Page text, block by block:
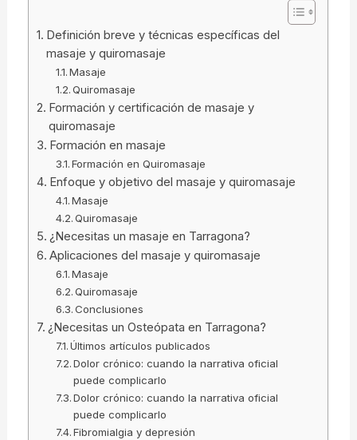
Definición breve y técnicas específicas del
masaje y quiromasaje
Masaje
Quiromasaje
Formación y certificación de masaje y
quiromasaje
Formación en masaje
Formación en Quiromasaje
Enfoque y objetivo del masaje y quiromasaje
Masaje
Quiromasaje
¿Necesitas un masaje en Tarragona?
Aplicaciones del masaje y quiromasaje
Masaje
Quiromasaje
Conclusiones
¿Necesitas un Osteópata en Tarragona?
Últimos artículos publicados
Dolor crónico: cuando la narrativa oficial
puede complicarlo
Dolor crónico: cuando la narrativa oficial
puede complicarlo
Fibromialgia y depresión